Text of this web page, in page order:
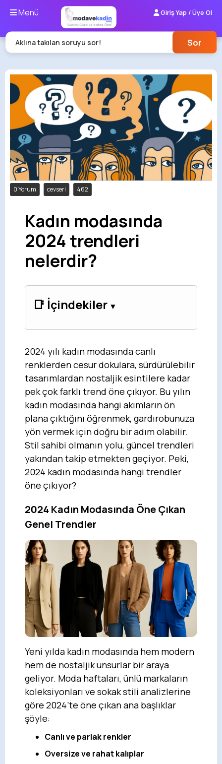
Menü Giriş Yap / Üye Ol
Aklına takılan soruyu sor! Sor
0 Yorum cevseri 462
Kadın modasında
2024 trendleri
nelerdir?
📑 İçindekiler
2024 yılı kadın modasında canlı
renklerden cesur dokulara, sürdürülebilir
tasarımlardan nostaljik esintilere kadar
pek çok farklı trend öne çıkıyor. Bu yılın
kadın modasında hangi akımların ön
plana çıktığını öğrenmek, gardırobunuza
yön vermek için doğru bir adım olabilir.
Stil sahibi olmanın yolu, güncel trendleri
yakından takip etmekten geçiyor. Peki,
2024 kadın modasında hangi trendler
öne çıkıyor?
2024 Kadın Modasında Öne Çıkan
Genel Trendler
Yeni yılda kadın modasında hem modern
hem de nostaljik unsurlar bir araya
geliyor. Moda haftaları, ünlü markaların
koleksiyonları ve sokak stili analizlerine
göre 2024’te öne çıkan ana başlıklar
şöyle:
Canlı ve parlak renkler
Oversize ve rahat kalıplar